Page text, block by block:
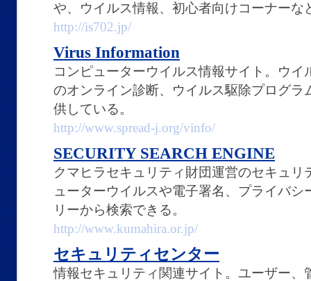
や、ウイルス情報、初心者向けコーナーな
http://is702.jp/
Virus Information
コンピューターウイルス情報サイト。ウ
のオンライン診断、ウイルス駆除プログラ
供している。
http://www.spread-j.org/vinfo/
SECURITY SEARCH ENGINE
クマヒラセキュリティ財団運営のセキュ
ューターウイルスや電子署名、プライバ
リーから検索できる。
http://www.kumahira.or.jp/
セキュリティセンター
情報セキュリティ関連サイト。ユーザー、